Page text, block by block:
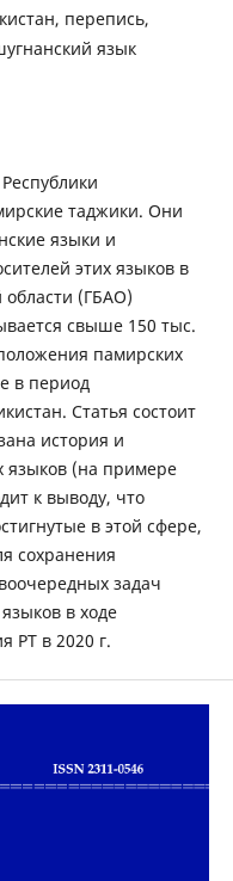
перепись,
язык
таджики. Они
языки и
этих языков в
(ГБАО)
свыше 150 тыс.
памирских
в период
Статья состоит
история и
языков (на примере
к выводу, что
в этой сфере,
сохранения
задач
в ходе
РТ в 2020 г.